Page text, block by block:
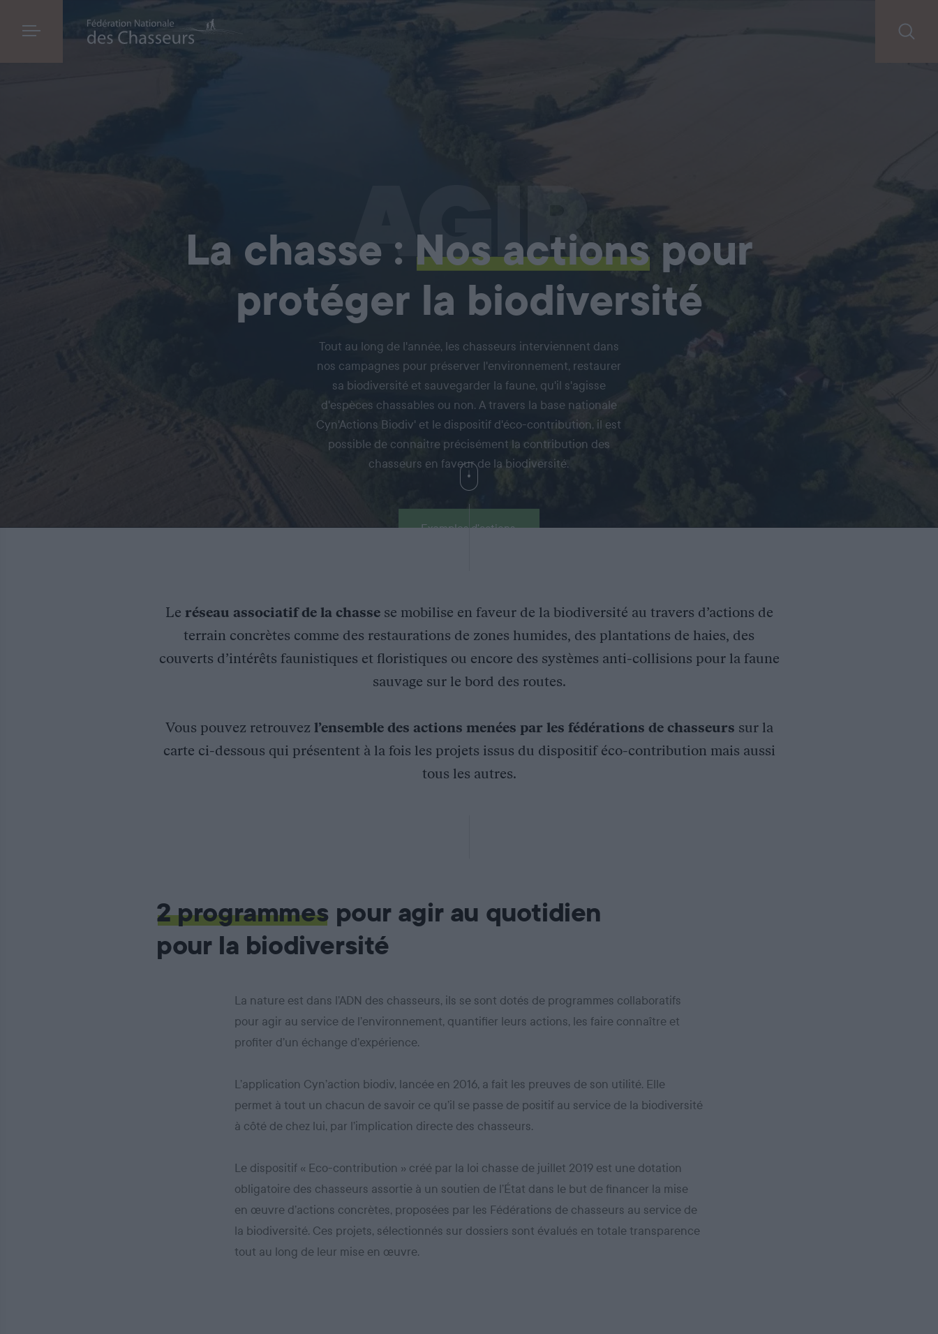
AGIR
La chasse : Nos actionspour
protéger la biodiversité
Tout au long de l'année, les chasseurs interviennent dans
nos campagnes pour préserver l'environnement, restaurer
sa biodiversité et sauvegarder la faune, qu'il s'agisse
d'espèces chassables ou non. A travers la base nationale
Cyn'Actions Biodiv' et le dispositif d'éco-contribution, il est
possible de connaitre précisément la contribution des
chasseurs en faveur de la biodiversité.
Exemples d'actions
Le réseau associatif de la chassese mobilise en faveur de la biodiversité au travers d’actions de
terrain concrètes comme des restaurations de zones humides, des plantations de haies, des
couverts d’intérêts faunistiques et floristiques ou encore des systèmes anti-collisions pour la faune
sauvage sur le bord des routes.
Vous pouvez retrouvez l’ensemble des actions menées par les fédérations de chasseurs sur la
carte ci-dessous qui présentent à la fois les projets issus du dispositif éco-contribution mais aussi
tous les autres.
2 programmes pour agir au quotidien
pour la biodiversité
La nature est dans l’ADN des chasseurs, ils se sont dotés de programmes collaboratifs
pour agir au service de l’environnement, quantifier leurs actions, les faire connaître et
profiter d’un échange d’expérience.
L’application Cyn’action biodiv, lancée en 2016, a fait les preuves de son utilité. Elle
permet à tout un chacun de savoir ce qu’il se passe de positif au service de la biodiversité
à côté de chez lui, par l’implication directe des chasseurs.
Le dispositif « Eco-contribution » créé par la loi chasse de juillet 2019 est une dotation
obligatoire des chasseurs assortie à un soutien de l’État dans le but de financer la mise
en œuvre d’actions concrètes, proposées par les Fédérations de chasseurs au service de
la biodiversité. Ces projets, sélectionnés sur dossiers sont évalués en totale transparence
tout au long de leur mise en œuvre.